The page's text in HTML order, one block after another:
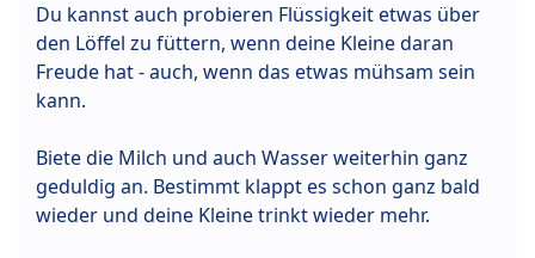
Du kannst auch probieren Flüssigkeit etwas über
den Löffel zu füttern, wenn deine Kleine daran
Freude hat - auch, wenn das etwas mühsam sein
kann.
Biete die Milch und auch Wasser weiterhin ganz
geduldig an. Bestimmt klappt es schon ganz bald
wieder und deine Kleine trinkt wieder mehr.